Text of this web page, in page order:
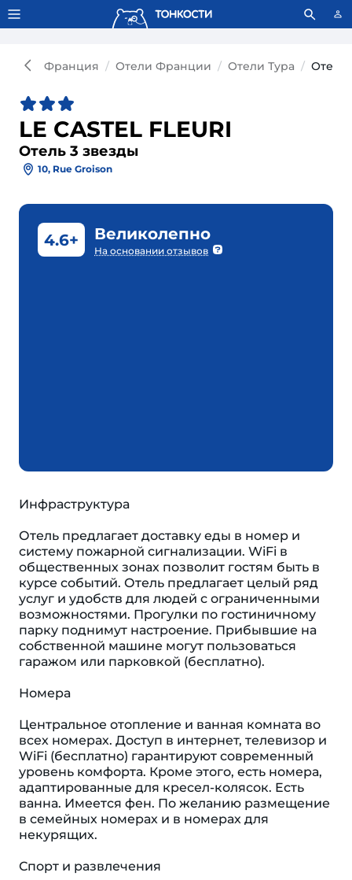
Тонкости используют сookie-файлы. Что это значит?
Франция Отели Франции Отели Тура Отель
LE CASTEL FLEURI
Отель 3 звезды
10, Rue Groison
4.6+ Великолепно
На основании отзывов
Инфраструктура
Отель предлагает доставку еды в номер и
систему пожарной сигнализации. WiFi в
общественных зонах позволит гостям быть в
курсе событий. Отель предлагает целый ряд
услуг и удобств для людей с ограниченными
возможностями. Прогулки по гостиничному
парку поднимут настроение. Прибывшие на
собственной машине могут пользоваться
гаражом или парковкой (бесплатно).
Номера
Центральное отопление и ванная комната во
всех номерах. Доступ в интернет, телевизор и
WiFi (бесплатно) гарантируют современный
уровень комфорта. Кроме этого, есть номера,
адаптированные для кресел-колясок. Eсть
ванна. Имеется фен. По желанию размещение
в семейных номерах и в номерах для
некурящих.
Спорт и развлечения